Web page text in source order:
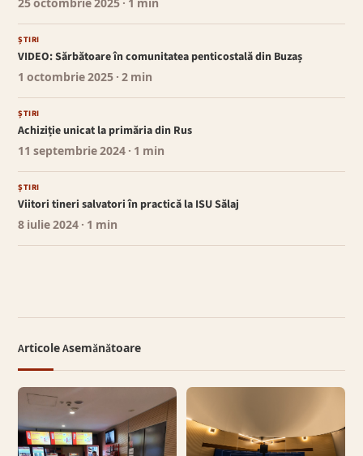
25 octombrie 2025 · 1 min
ȘTIRI
VIDEO: Sărbătoare în comunitatea penticostală din Buzaș
1 octombrie 2025 · 2 min
ȘTIRI
Achiziție unicat la primăria din Rus
11 septembrie 2024 · 1 min
ȘTIRI
Viitori tineri salvatori în practică la ISU Sălaj
8 iulie 2024 · 1 min
Articole Asemănătoare